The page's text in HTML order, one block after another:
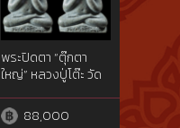
พระปิดตา “ตุ๊กตา
ใหญ่” หลวงปู่โต๊ะ วัด
88,000